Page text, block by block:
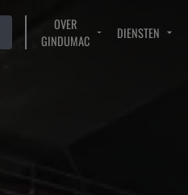
OVER
GINDUMAC
DIENSTEN